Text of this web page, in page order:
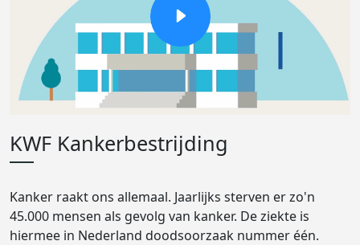
KWF Kankerbestrijding
Kanker raakt ons allemaal. Jaarlijks sterven er zo'n
45.000 mensen als gevolg van kanker. De ziekte is
hiermee in Nederland doodsoorzaak nummer één.